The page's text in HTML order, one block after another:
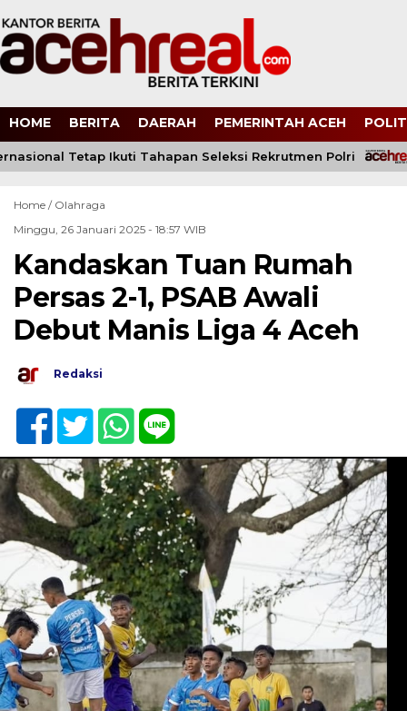
HOME BERITA DAERAH PEMERINTAH ACEH
Tetap Ikuti Tahapan Seleksi Rekrutmen Polri
Home / Olahraga
Minggu, 26 Januari 2025 - 18:57 WIB
Kandaskan Tuan Rumah
Persas 2-1, PSAB Awali
Debut Manis Liga 4 Aceh
Redaksi